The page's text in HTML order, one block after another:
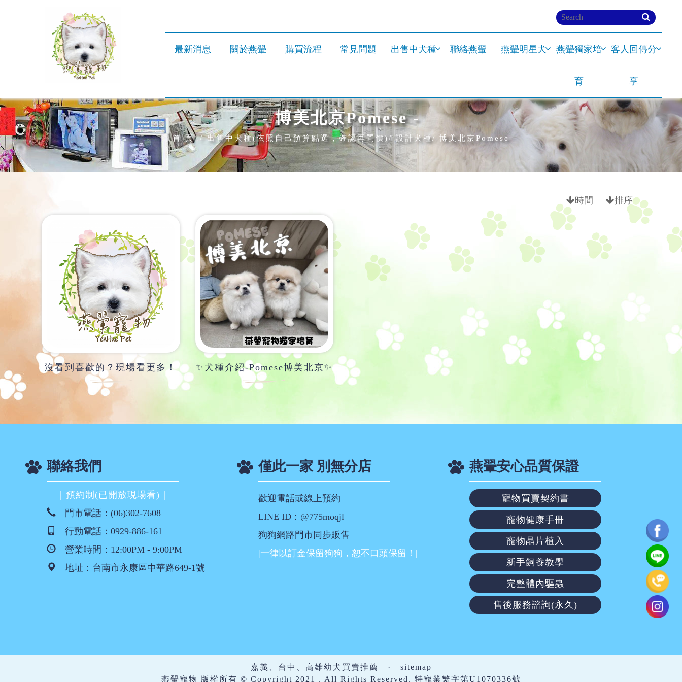
最新消息 關於燕翬 購買流程 常見問題 出售中犬種 聯絡燕翬 燕翬明星犬 燕翬獨家培
育
客人回傳分
享
- 博美北京Pomese -
首 頁 出售中犬種(依照自己預算點選，確認再問價) 設計犬種 博美北京Pomese
時間 排序
沒看到喜歡的？現場看更多！ ✨犬種介紹-Pomese博美北京✨
聯絡我們
｜預約制(已開放現場看)｜
門市電話：(06)302-7608
行動電話：0929-886-161
營業時間：12:00PM - 9:00PM
地址： 台南市永康區中華路649-1號
僅此一家 別無分店
歡迎電話或線上預約
LINE ID：@775moqjl
狗狗網路門市同步販售
|一律以訂金保留狗狗，恕不口頭保留！|
燕翬安心品質保證
寵物買賣契約書
寵物健康手冊
寵物晶片植入
新手飼養教學
完整體內驅蟲
售後服務諮詢(永久)
嘉義、台中、高雄幼犬買賣推薦 · sitemap
燕翬寵物 版權所有 © Copyright 2021 . All Rights Reserved. 特寵業繁字第U1070336號